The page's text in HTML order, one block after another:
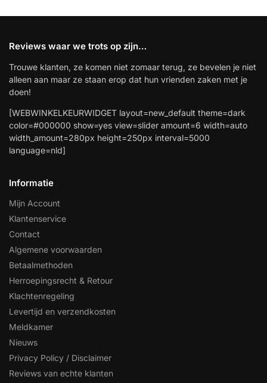
installatie
Alarmsystemen
Camera's
&
Intercom
Branddetectie
Inbraakbeveiliging
Merken
Help &
Account Contact Help Wagen
Reviews waar we trots op zijn…
Trouwe klanten, ze komen niet zomaar terug, ze bevelen je niet
alleen aan maar ze staan erop dat hun vrienden zaken met je
doen!
[WEBWINKELKEURWIDGET layout=new_default theme=dark
color=#000000 show=yes view=slider amount=6 width=auto
width_amount=280px height=250px interval=5000
language=nld]
Informatie
Mijn Account
Klantenservice
Contact
Algemene voorwaarden
Betaalmethoden
Herroepingsrecht & Retour
Klachtenregeling
Levertijd en verzendkosten
Meldkamer
Nieuws
Privacy Policy / Disclaimer
Reviews van echte klanten